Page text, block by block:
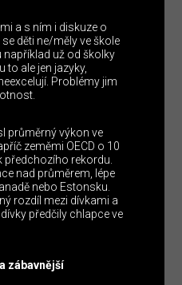
a s ním i diskuze o
děti ne/měly ve škole
například už od školky
to ale jen jazyky,
Problémy jim
průměrný výkon ve
zeměmi OECD o 10
rekordu.
nad průměrem, lépe
nebo Estonsku.
rozdíl mezi dívkami a
předčily chlapce ve
zábavnější